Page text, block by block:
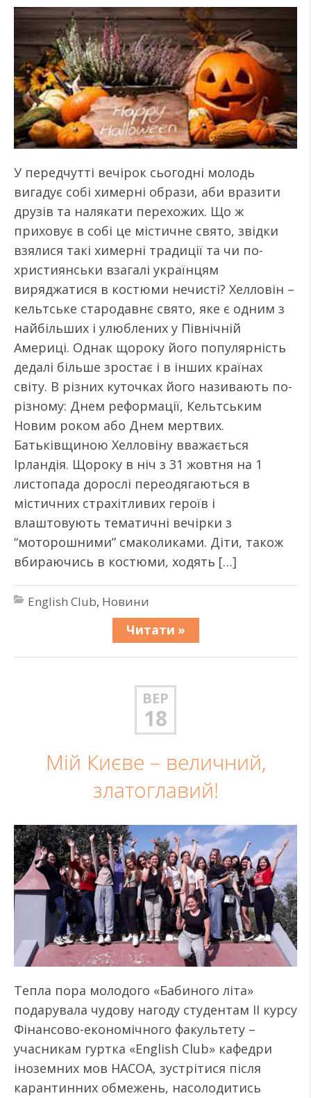
У передчутті вечірок сьогодні молодь
вигадує собі химерні образи, аби вразити
друзів та налякати перехожих. Що ж
приховує в собі це містичне свято, звідки
взялися такі химерні традиції та чи по-
християнськи взагалі українцям
виряджатися в костюми нечисті? Хелловін –
кельтське стародавнє свято, яке є одним з
найбільших і улюблених у Північній
Америці. Однак щороку його популярність
дедалі більше зростає і в інших країнах
світу. В різних куточках його називають по-
різному: Днем реформації, Кельтським
Новим роком або Днем мертвих.
Батьківщиною Хелловіну вважається
Ірландія. Щороку в ніч з 31 жовтня на 1
листопада дорослі переодягаються в
містичних страхітливих героїв і
влаштовують тематичні вечірки з
“моторошними” смаколиками. Діти, також
вбираючись в костюми, ходять […]
English Club, Новини
Читати »
ВЕР
18
Мій Києве – величний,
златоглавий!
Тепла пора молодого «Бабиного літа»
подарувала чудову нагоду студентам ІІ курсу
Фінансово-економічного факультету –
учасникам гуртка «English Club» кафедри
іноземних мов НАСОА, зустрітися після
карантинних обмежень, насолодитись